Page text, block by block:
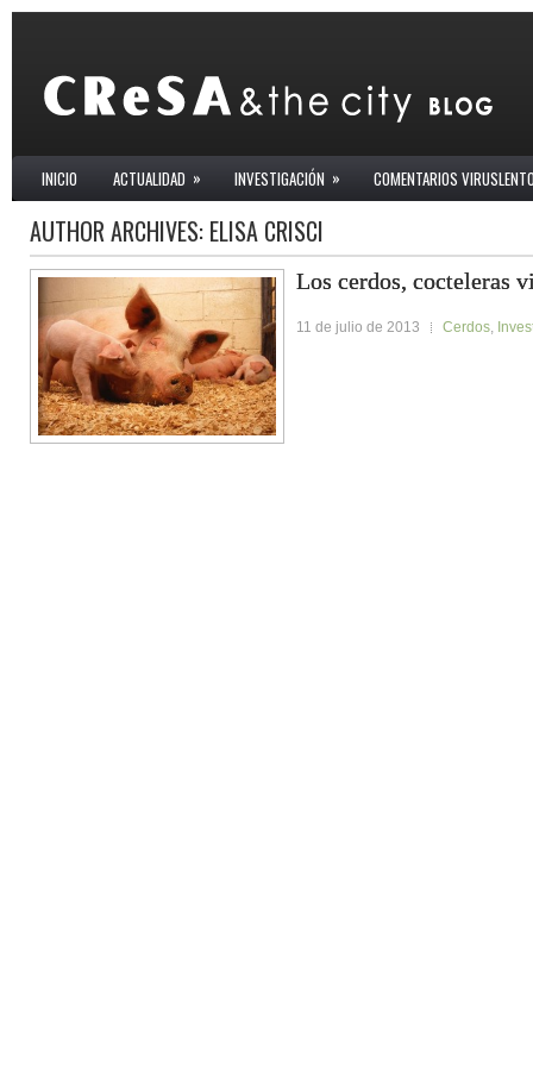
INICIO ACTUALIDAD » INVESTIGACIÓN » COMENTARIOS
AUTHOR ARCHIVES: ELISA CRISCI
Los cerdos, cocteleras
11 de julio de 2013 Cerdos,